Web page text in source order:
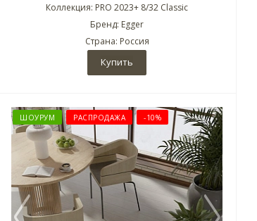
Коллекция: PRO 2023+ 8/32 Classic
Бренд: Egger
Страна: Россия
Купить
ШОУРУМ РАСПРОДАЖА -10%